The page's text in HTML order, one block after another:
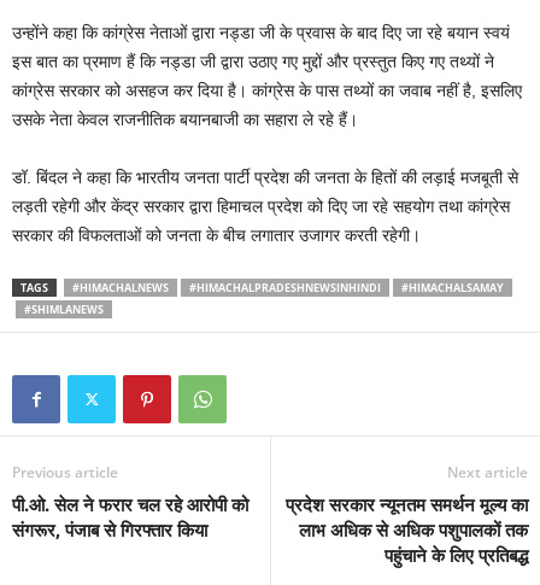
उन्होंने कहा कि कांग्रेस नेताओं द्वारा नड्डा जी के प्रवास के बाद दिए जा रहे बयान स्वयं
इस बात का प्रमाण हैं कि नड्डा जी द्वारा उठाए गए मुद्दों और प्रस्तुत किए गए तथ्यों ने
कांग्रेस सरकार को असहज कर दिया है। कांग्रेस के पास तथ्यों का जवाब नहीं है, इसलिए
उसके नेता केवल राजनीतिक बयानबाजी का सहारा ले रहे हैं।
डॉ. बिंदल ने कहा कि भारतीय जनता पार्टी प्रदेश की जनता के हितों की लड़ाई मजबूती से
लड़ती रहेगी और केंद्र सरकार द्वारा हिमाचल प्रदेश को दिए जा रहे सहयोग तथा कांग्रेस
सरकार की विफलताओं को जनता के बीच लगातार उजागर करती रहेगी।
TAGS #HIMACHALNEWS #HIMACHALPRADESHNEWSINHINDI
#HIMACHALSAMAY
#SHIMLANEWS
Previous article
पी.ओ. सेल ने फरार चल रहे आरोपी को
संगरूर, पंजाब से गिरफ्तार किया
Next article
प्रदेश सरकार न्यूनतम समर्थन मूल्य का
लाभ अधिक से अधिक पशुपालकों तक
पहुंचाने के लिए प्रतिबद्ध